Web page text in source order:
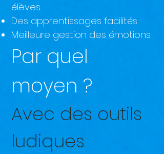
élèves
Des apprentissages facilités
Meilleure gestion des émotions
Par quel
moyen ?
Avec des outils
ludiques